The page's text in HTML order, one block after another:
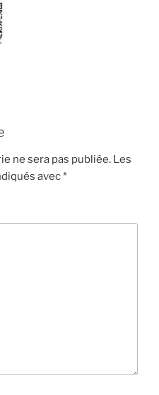
ne sera pas publiée. Les
avec*